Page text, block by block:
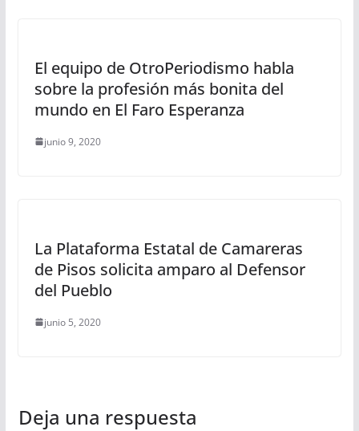
El equipo de OtroPeriodismo habla
sobre la profesión más bonita del
mundo en El Faro Esperanza
junio 9, 2020
La Plataforma Estatal de Camareras
de Pisos solicita amparo al Defensor
del Pueblo
junio 5, 2020
Deja una respuesta